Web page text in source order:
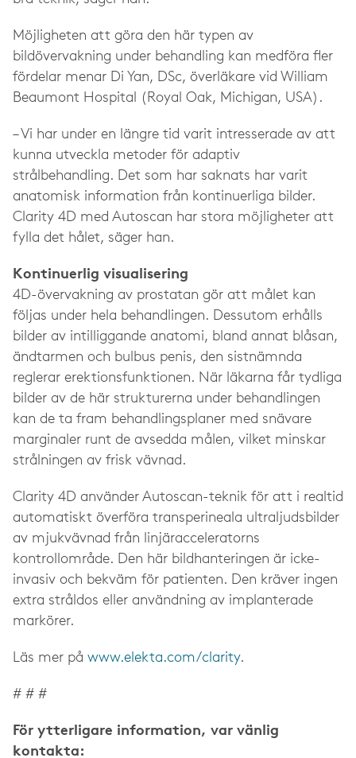
Möjligheten att göra den här typen av
bildövervakning under behandling kan medföra fler
fördelar menar Di Yan, DSc, överläkare vid William
Beaumont Hospital (Royal Oak, Michigan, USA).
– Vi har under en längre tid varit intresserade av att
kunna utveckla metoder för adaptiv
strålbehandling. Det som har saknats har varit
anatomisk information från kontinuerliga bilder.
Clarity 4D med Autoscan har stora möjligheter att
fylla det hålet, säger han.
Kontinuerlig visualisering
4D-övervakning av prostatan gör att målet kan
följas under hela behandlingen. Dessutom erhålls
bilder av intilliggande anatomi, bland annat blåsan,
ändtarmen och bulbus penis, den sistnämnda
reglerar erektionsfunktionen. När läkarna får tydliga
bilder av de här strukturerna under behandlingen
kan de ta fram behandlingsplaner med snävare
marginaler runt de avsedda målen, vilket minskar
strålningen av frisk vävnad.
Clarity 4D använder Autoscan-teknik för att i realtid
automatiskt överföra transperineala ultraljudsbilder
av mjukvävnad från linjäracceleratorns
kontrollområde. Den här bildhanteringen är icke-
invasiv och bekväm för patienten. Den kräver ingen
extra stråldos eller användning av implanterade
markörer.
Läs mer på www.elekta.com/clarity.
# # #
För ytterligare information, var vänlig
kontakta: